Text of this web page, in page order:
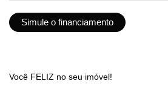
Simule o financiamento
Você FELIZ no seu imóvel!